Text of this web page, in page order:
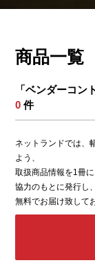
商品一覧
「ベンダーコン
0 件
ネットランドでは、
よう、
取扱商品情報を1冊
協力のもとに発行し、
無料でお届け致して